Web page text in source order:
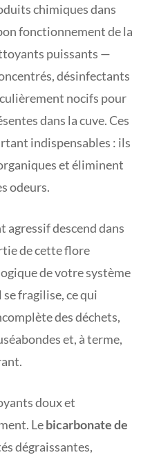
chimiques dans
fonctionnement de la
puissants —
désinfectants
nocifs pour
dans la cuve. Ces
indispensables : ils
et éliminent
odeurs.
agressif descend dans
de cette flore
de votre système
fragilise, ce qui
des déchets,
et, à terme,
doux et
Lebicarbonate de
dégraissantes,